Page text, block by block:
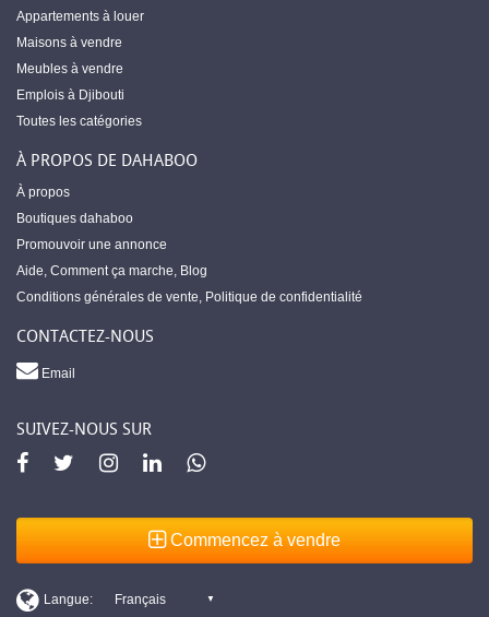
Appartements à louer
Maisons à vendre
Meubles à vendre
Emplois à Djibouti
Toutes les catégories
À PROPOS DE DAHABOO
À propos
Boutiques dahaboo
Promouvoir une annonce
Aide, Comment ça marche, Blog
Conditions générales de vente, Politique de confidentialité
CONTACTEZ-NOUS
Email
SUIVEZ-NOUS SUR
Commencez à vendre